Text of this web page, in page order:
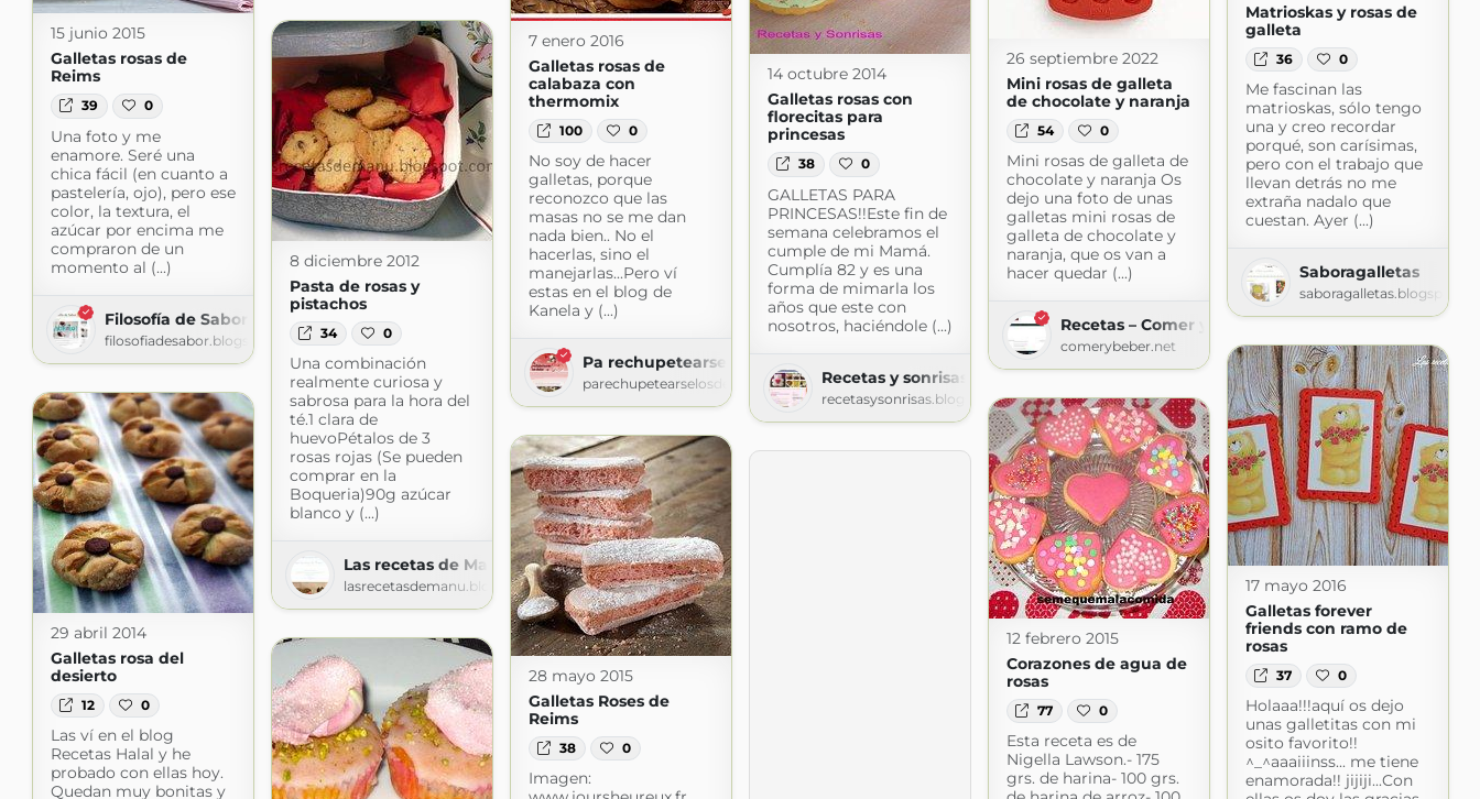
Matrioskas y rosas de
galleta
36 0
Me fascinan las
matrioskas, sólo tengo
una y creo recordar
porqué, son carísimas,
pero con el trabajo que
llevan detrás no me
extraña nadalo que
cuestan. Ayer (...)
Saboragalletas
15 junio 2015
Galletas rosas de
Reims
39 0
Una foto y me
enamore. Seré una
chica fácil (en cuanto a
pastelería, ojo), pero ese
color, la textura, el
azúcar por encima me
compraron de un
momento al (...)
Filosofía de Sabor
filosofiadesabor.blogspot.com
7 enero 2016
Galletas rosas de
calabaza con
thermomix
100 0
No soy de hacer
galletas, porque
reconozco que las
masas no se me dan
nada bien.. No el
hacerlas, sino el
manejarlas...Pero ví
estas en el blog de
Kanela y (...)
Pa rechupetearse los dedos
parechupetearselosdedos.blogspot.com
26 septiembre 2022
Mini rosas de galleta
de chocolate y naranja
54 0
Mini rosas de galleta de
chocolate y naranja Os
dejo una foto de unas
galletas mini rosas de
galleta de chocolate y
naranja, que os van a
hacer quedar (...)
Recetas – Comer y Beber
comerybeber.net
14 octubre 2014
Galletas rosas con
florecitas para
princesas
38 0
GALLETAS PARA
PRINCESAS!!Este fin de
semana celebramos el
cumple de mi Mamá.
Cumplía 82 y es una
forma de mimarla los
años que este con
nosotros, haciéndole (...)
Recetas y sonrisas
recetasysonrisas.blogspot.com
8 diciembre 2012
Pasta de rosas y
pistachos
34 0
Una combinación
realmente curiosa y
sabrosa para la hora del
té.1 clara de
huevoPétalos de 3
rosas rojas (Se pueden
comprar en la
Boqueria)90g azúcar
blanco y (...)
Las recetas de Manu
lasrecetasdemanu.blogspot.com
17 mayo 2016
Galletas forever
friends con ramo de
rosas
37 0
Holaaa!!!aquí os dejo
unas galletitas con mi
osito favorito!!
^_^aaaiiinss... me tiene
enamorada!! jijiji...Con
29 abril 2014
Galletas rosa del
desierto
12 0
Las ví en el blog
Recetas Halal y he
probado con ellas hoy.
Quedan muy bonitas y
12 febrero 2015
Corazones de agua de
rosas
77 0
Esta receta es de
Nigella Lawson.- 175
grs. de harina- 100 grs.
28 mayo 2015
Galletas Roses de
Reims
38 0
Imagen: